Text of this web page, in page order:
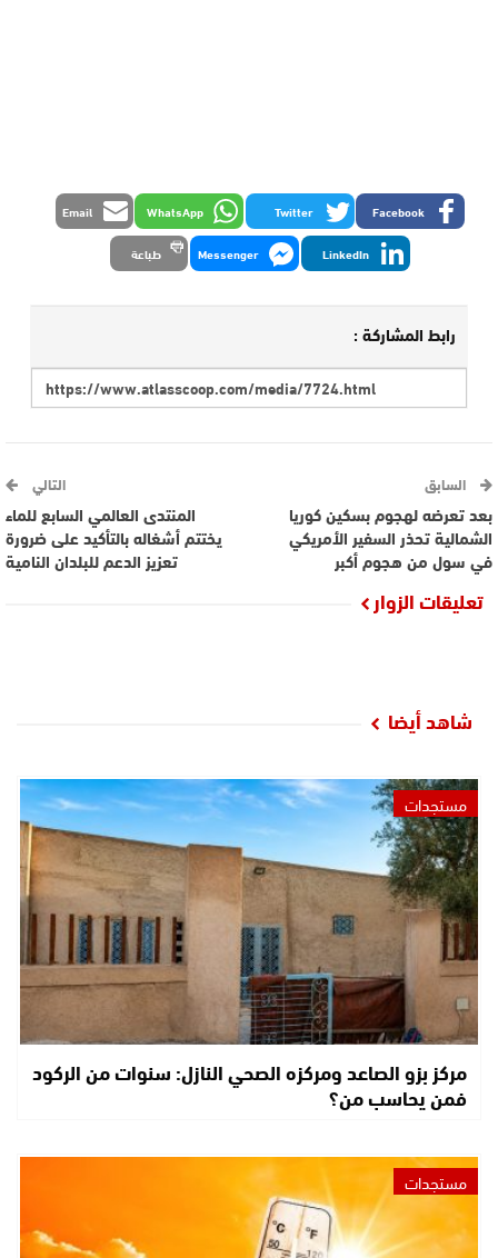
Facebook
Twitter
WhatsApp
Email
LinkedIn
Messenger طباعة
رابط المشاركة :
السابق
بعد تعرضه لهجوم بسكين كوريا
الشمالية تحذر السفير الأمريكي
في سول من هجوم أكبر
التالي
المنتدى العالمي السابع للماء
يختتم أشغاله بالتأكيد على ضرورة
تعزيز الدعم للبلدان النامية
تعليقات الزوار
شاهد أيضا
مستجدات
مركز بزو الصاعد ومركزه الصحي النازل: سنوات من الركود
فمن يحاسب من؟
مستجدات